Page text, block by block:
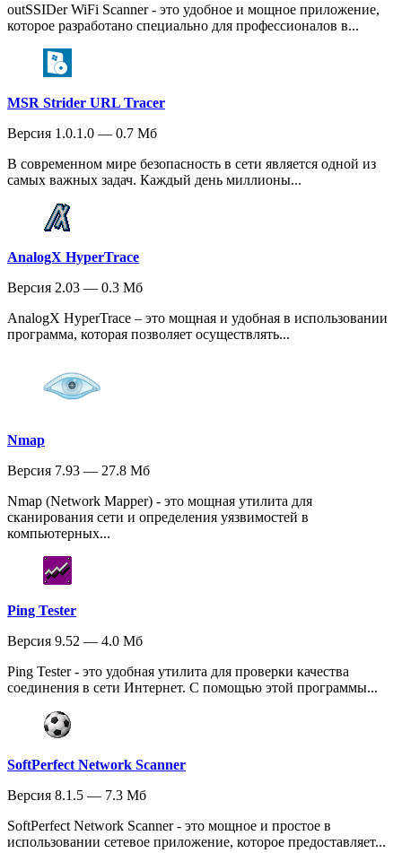
outSSIDer WiFi Scanner - это удобное и мощное приложение,
которое разработано специально для профессионалов в...
MSR Strider URL Tracer
Версия 1.0.1.0 — 0.7 Мб
В современном мире безопасность в сети является одной из
самых важных задач. Каждый день миллионы...
AnalogX HyperTrace
Версия 2.03 — 0.3 Мб
AnalogX HyperTrace – это мощная и удобная в использовании
программа, которая позволяет осуществлять...
Nmap
Версия 7.93 — 27.8 Мб
Nmap (Network Mapper) - это мощная утилита для
сканирования сети и определения уязвимостей в
компьютерных...
Ping Tester
Версия 9.52 — 4.0 Мб
Ping Tester - это удобная утилита для проверки качества
соединения в сети Интернет. С помощью этой программы...
SoftPerfect Network Scanner
Версия 8.1.5 — 7.3 Мб
SoftPerfect Network Scanner - это мощное и простое в
использовании сетевое приложение, которое предоставляет...